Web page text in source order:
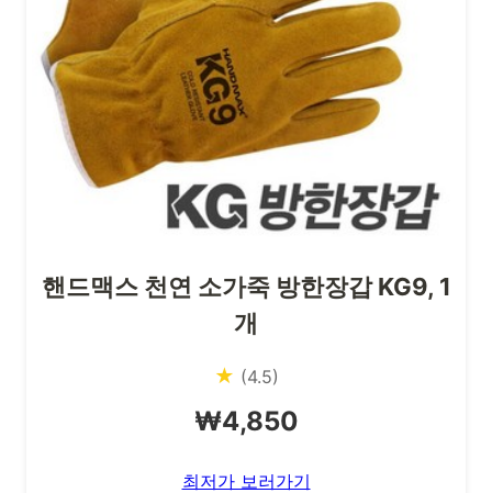
핸드맥스 천연 소가죽 방한장갑 KG9, 1
개
★ (4.5)
₩4,850
최저가 보러가기